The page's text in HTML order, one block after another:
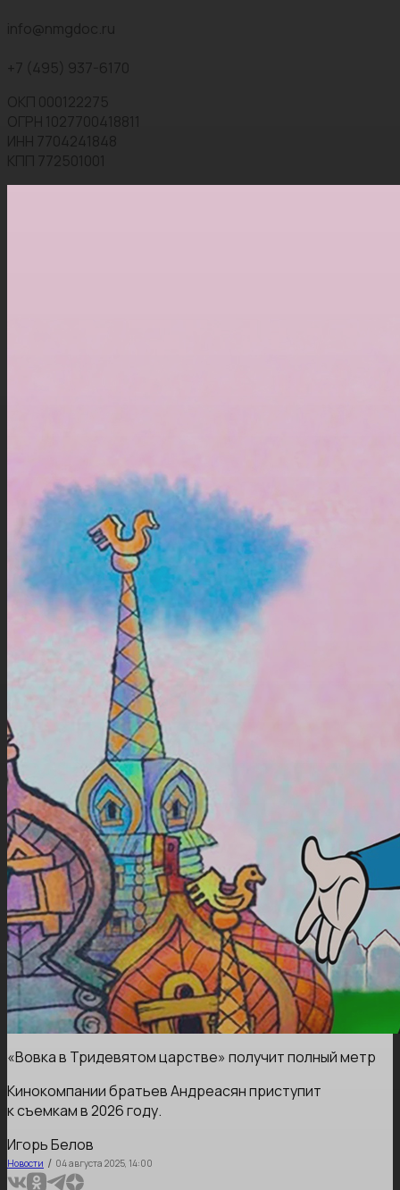
info@nmgdoc.ru
+7 (495) 937-6170
ОГРН 1027700418811
«Вовка в Тридевятом царстве» получит полный метр
Кинокомпании братьев Андреасян приступит
к съемкам в 2026 году.
Игорь Белов
Новости / 04 августа 2025, 14:00